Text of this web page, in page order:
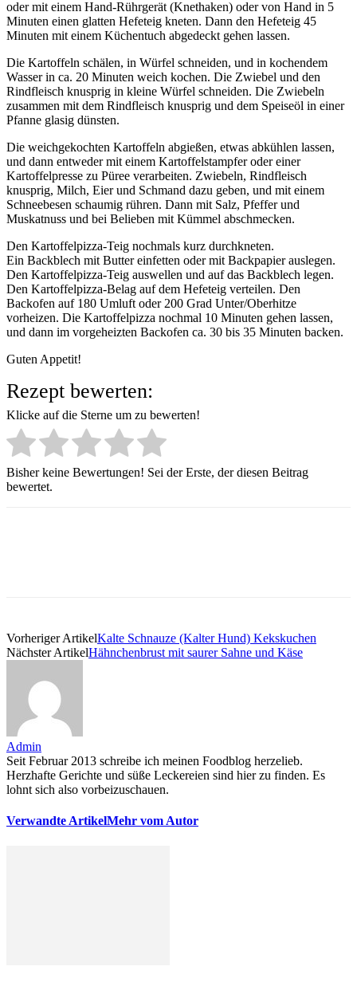
oder mit einem Hand-Rührgerät (Knethaken) oder von Hand in 5
Minuten einen glatten Hefeteig kneten. Dann den Hefeteig 45
Minuten mit einem Küchentuch abgedeckt gehen lassen.
Die Kartoffeln schälen, in Würfel schneiden, und in kochendem
Wasser in ca. 20 Minuten weich kochen. Die Zwiebel und den
Rindfleisch knusprig in kleine Würfel schneiden. Die Zwiebeln
zusammen mit dem Rindfleisch knusprig und dem Speiseöl in einer
Pfanne glasig dünsten.
Die weichgekochten Kartoffeln abgießen, etwas abkühlen lassen,
und dann entweder mit einem Kartoffelstampfer oder einer
Kartoffelpresse zu Püree verarbeiten. Zwiebeln, Rindfleisch
knusprig, Milch, Eier und Schmand dazu geben, und mit einem
Schneebesen schaumig rühren. Dann mit Salz, Pfeffer und
Muskatnuss und bei Belieben mit Kümmel abschmecken.
Den Kartoffelpizza-Teig nochmals kurz durchkneten.
Ein Backblech mit Butter einfetten oder mit Backpapier auslegen.
Den Kartoffelpizza-Teig auswellen und auf das Backblech legen.
Den Kartoffelpizza-Belag auf dem Hefeteig verteilen. Den
Backofen auf 180 Umluft oder 200 Grad Unter/Oberhitze
vorheizen. Die Kartoffelpizza nochmal 10 Minuten gehen lassen,
und dann im vorgeheizten Backofen ca. 30 bis 35 Minuten backen.
Guten Appetit!
Rezept bewerten:
Klicke auf die Sterne um zu bewerten!
Bisher keine Bewertungen! Sei der Erste, der diesen Beitrag
bewertet.
Vorheriger ArtikelKalte Schnauze (Kalter Hund) Kekskuchen
Nächster ArtikelHähnchenbrust mit saurer Sahne und Käse
Admin
Seit Februar 2013 schreibe ich meinen Foodblog herzelieb.
Herzhafte Gerichte und süße Leckereien sind hier zu finden. Es
lohnt sich also vorbeizuschauen.
Verwandte ArtikelMehr vom Autor